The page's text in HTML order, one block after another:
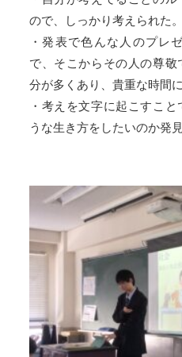
ので、しっかり考えられた。
・発表で色んな人のプレ
で、そこからその人の尊
分が多くあり、貴重な時間に
・考えを文字に起こすこ
うな生き方をしたいのか発